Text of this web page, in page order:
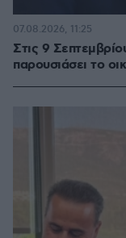
Στις 9
παρουσιάσει το
07.08.2026, 11:25